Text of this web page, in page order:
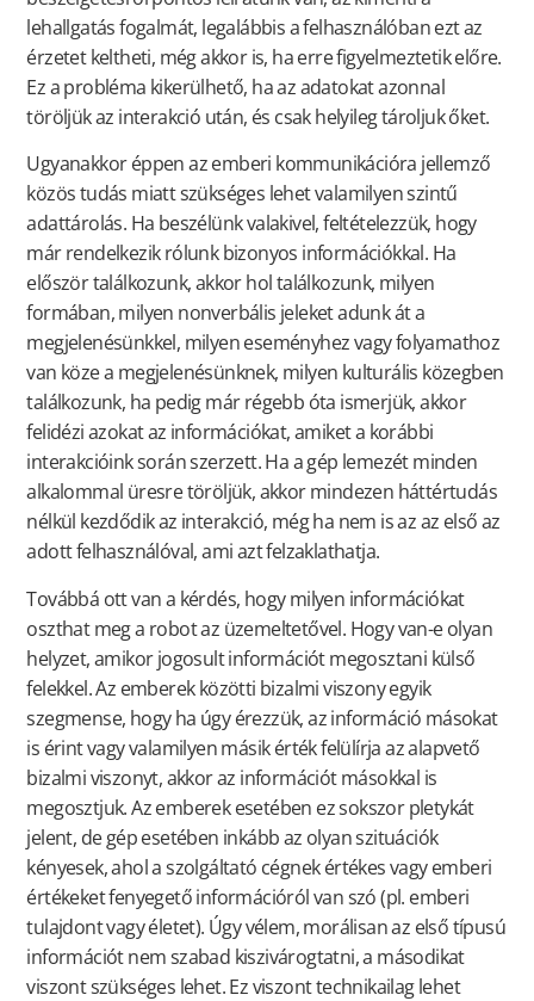
lehallgatás fogalmát, legalábbis a felhasználóban ezt az
érzetet keltheti, még akkor is, ha erre figyelmeztetik előre.
Ez a probléma kikerülhető, ha az adatokat azonnal
töröljük az interakció után, és csak helyileg tároljuk őket.
Ugyanakkor éppen az emberi kommunikációra jellemző
közös tudás miatt szükséges lehet valamilyen szintű
adattárolás. Ha beszélünk valakivel, feltételezzük, hogy
már rendelkezik rólunk bizonyos információkkal. Ha
először találkozunk, akkor hol találkozunk, milyen
formában, milyen nonverbális jeleket adunk át a
megjelenésünkkel, milyen eseményhez vagy folyamathoz
van köze a megjelenésünknek, milyen kulturális közegben
találkozunk, ha pedig már régebb óta ismerjük, akkor
felidézi azokat az információkat, amiket a korábbi
interakcióink során szerzett. Ha a gép lemezét minden
alkalommal üresre töröljük, akkor mindezen háttértudás
nélkül kezdődik az interakció, még ha nem is az az első az
adott felhasználóval, ami azt felzaklathatja.
Továbbá ott van a kérdés, hogy milyen információkat
oszthat meg a robot az üzemeltetővel. Hogy van-e olyan
helyzet, amikor jogosult információt megosztani külső
felekkel. Az emberek közötti bizalmi viszony egyik
szegmense, hogy ha úgy érezzük, az információ másokat
is érint vagy valamilyen másik érték felülírja az alapvető
bizalmi viszonyt, akkor az információt másokkal is
megosztjuk. Az emberek esetében ez sokszor pletykát
jelent, de gép esetében inkább az olyan szituációk
kényesek, ahol a szolgáltató cégnek értékes vagy emberi
értékeket fenyegető információról van szó (pl. emberi
tulajdont vagy életet). Úgy vélem, morálisan az első típusú
információt nem szabad kiszivárogtatni, a másodikat
viszont szükséges lehet. Ez viszont technikailag lehet